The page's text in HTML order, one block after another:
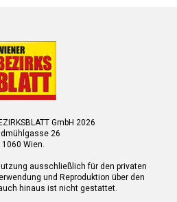
GmbH 2026
26
1060 Wien.
ausschließlich für den privaten
und Reproduktion über den
hinaus ist nicht gestattet.